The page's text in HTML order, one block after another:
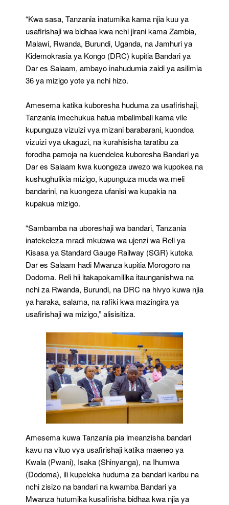
“Kwa sasa, Tanzania inatumika kama njia kuu ya
usafirishaji wa bidhaa kwa nchi jirani kama Zambia,
Malawi, Rwanda, Burundi, Uganda, na Jamhuri ya
Kidemokrasia ya Kongo (DRC) kupitia Bandari ya
Dar es Salaam, ambayo inahudumia zaidi ya asilimia
36 ya mizigo yote ya nchi hizo.
Amesema katika kuboresha huduma za usafirishaji,
Tanzania imechukua hatua mbalimbali kama vile
kupunguza vizuizi vya mizani barabarani, kuondoa
vizuizi vya ukaguzi, na kurahisisha taratibu za
forodha pamoja na kuendelea kuboresha Bandari ya
Dar es Salaam kwa kuongeza uwezo wa kupokea na
kushughulikia mizigo, kupunguza muda wa meli
bandarini, na kuongeza ufanisi wa kupakia na
kupakua mizigo.
“Sambamba na uboreshaji wa bandari, Tanzania
inatekeleza mradi mkubwa wa ujenzi wa Reli ya
Kisasa ya Standard Gauge Railway (SGR) kutoka
Dar es Salaam hadi Mwanza kupitia Morogoro na
Dodoma. Reli hii itakapokamilika itaunganishwa na
nchi za Rwanda, Burundi, na DRC na hivyo kuwa njia
ya haraka, salama, na rafiki kwa mazingira ya
usafirishaji wa mizigo,” alisisitiza.
Amesema kuwa Tanzania pia imeanzisha bandari
kavu na vituo vya usafirishaji katika maeneo ya
Kwala (Pwani), Isaka (Shinyanga), na Ihumwa
(Dodoma), ili kupeleka huduma za bandari karibu na
nchi zisizo na bandari na kwamba Bandari ya
Mwanza hutumika kusafirisha bidhaa kwa njia ya